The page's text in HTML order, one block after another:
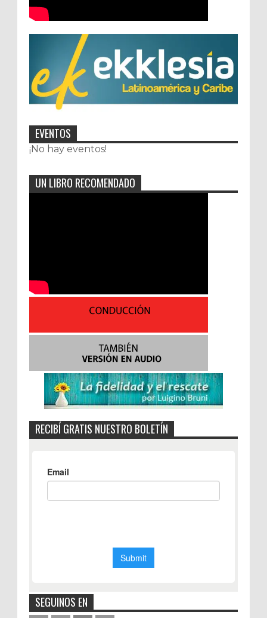
EVENTOS
¡No hay eventos!
UN LIBRO RECOMENDADO
RECIBÍ GRATIS NUESTRO BOLETÍN
SEGUINOS EN